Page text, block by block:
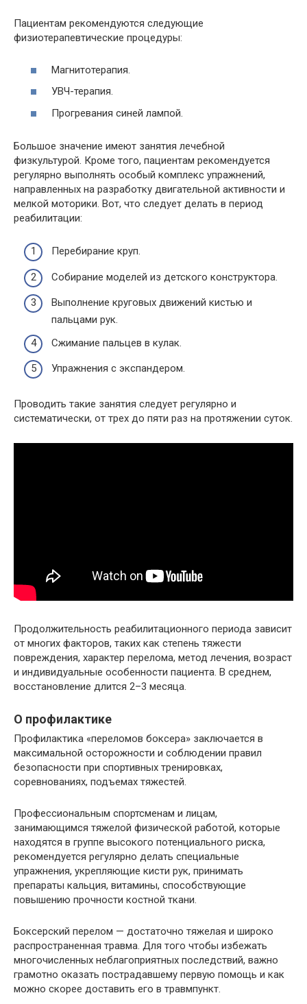
Пациентам рекомендуются следующие
физиотерапевтические процедуры:
Магнитотерапия.
УВЧ-терапия.
Прогревания синей лампой.
Большое значение имеют занятия лечебной
физкультурой. Кроме того, пациентам рекомендуется
регулярно выполнять особый комплекс упражнений,
направленных на разработку двигательной активности и
мелкой моторики. Вот, что следует делать в период
реабилитации:
Перебирание круп.
Собирание моделей из детского конструктора.
Выполнение круговых движений кистью и
пальцами рук.
Сжимание пальцев в кулак.
Упражнения с экспандером.
Проводить такие занятия следует регулярно и
систематически, от трех до пяти раз на протяжении суток.
Продолжительность реабилитационного периода зависит
от многих факторов, таких как степень тяжести
повреждения, характер перелома, метод лечения, возраст
и индивидуальные особенности пациента. В среднем,
восстановление длится 2–3 месяца.
О профилактике
Профилактика «переломов боксера» заключается в
максимальной осторожности и соблюдении правил
безопасности при спортивных тренировках,
соревнованиях, подъемах тяжестей.
Профессиональным спортсменам и лицам,
занимающимся тяжелой физической работой, которые
находятся в группе высокого потенциального риска,
рекомендуется регулярно делать специальные
упражнения, укрепляющие кисти рук, принимать
препараты кальция, витамины, способствующие
повышению прочности костной ткани.
Боксерский перелом — достаточно тяжелая и широко
распространенная травма. Для того чтобы избежать
многочисленных неблагоприятных последствий, важно
грамотно оказать пострадавшему первую помощь и как
можно скорее доставить его в травмпункт.